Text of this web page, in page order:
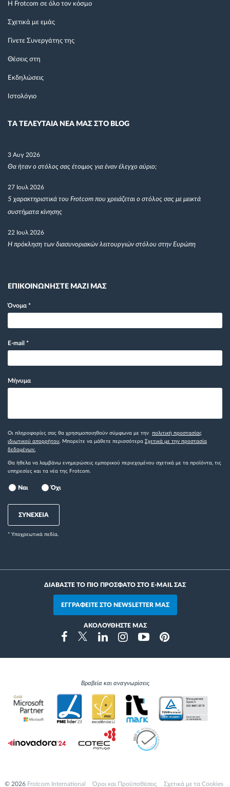
Η Frotcom σε όλο τον κόσμο
Σχετικά με εμάς
Γίνετε Συνεργάτης της
Θέσεις στη
Εκδηλώσεις
Ιστολόγιο
TΑ ΤΕΛΕΥΤΑΙΑ ΝΕΑ ΜΑΣ ΣΤΟ BLOG
3 Αυγ 2026
Θα ήταν ο στόλος σας έτοιμος για έναν έλεγχο αύριο;
27 Ιουλ 2026
5 χαρακτηριστικά του Frotcom που χρειάζεται ο στόλος σας με μεικτά
συστήματα κίνησης
22 Ιουλ 2026
Η πρόκληση των διασυνοριακών λειτουργιών στόλου στην Ευρώπη
ΕΠΙΚΟΙΝΩΝΗΣΤΕ ΜΑΖΙ ΜΑΣ
Όνομα *
E-mail *
Μήνυμα
Οι πληροφορίες σας θα χρησιμοποιηθούν σύμφωνα με την πολιτική προστασίας
ιδιωτικού απορρήτου. Μπορείτε να μάθετε περισσότερα Σχετικά με την προστασία
δεδομένων.
Θα ήθελα να λαμβάνω ενημερώσεις εμπορικού περιεχομένου σχετικά με τα προϊόντα, τις
υπηρεσίες και τα νέα της Frotcom.
Ναι Όχι
ΣΥΝΕΧΕΙΑ
* Yποχρεωτικά πεδία.
ΔΙΑΒΑΣΤΕ ΤΟ ΠΙΟ ΠΡΟΣΦΑΤΟ ΣΤΟ E-MAIL ΣΑΣ
ΕΓΓΡΑΦΕΙΤΕ ΣΤΟ NEWSLETTER ΜΑΣ
ΑΚΟΛΟΥΘΗΣΤΕ ΜΑΣ
FacebookTwitterLinkedinInstragramYoutubePinterest
Βραβεία και αναγνωρίσεις
© 2026 Frotcom International Όροι και Προϋποθέσεις Σχετικά με τα Cookies